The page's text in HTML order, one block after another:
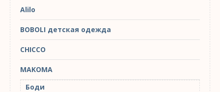
Alilo
BOBOLI детская одежда
CHICCO
MAKOMA
Боди